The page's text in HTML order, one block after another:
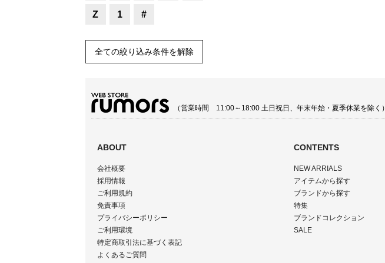
Z 1 #
全ての絞り込み条件を解除
（営業時間 11:00～18:00 土日祝日、年末年始・夏季休業を除く）
ABOUT
会社概要
採用情報
ご利用規約
免責事項
プライバシーポリシー
ご利用環境
特定商取引法に基づく表記
よくあるご質問
CONTENTS
NEW ARRIALS
アイテムから探す
ブランドから探す
特集
ブランドコレクション
SALE